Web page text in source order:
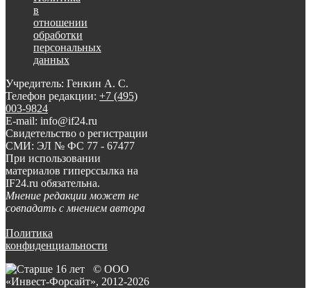
в
отношении
обработки
персональных
данных
Учредитель: Генкин А. С.
Телефон редакции: +7 (495)
003-9824
E-mail: info@if24.ru
Свидетельство о регистрации
СМИ: ЭЛ № ФС 77 - 67477
При использовании
материалов гиперссылка на
IF24.ru обязательна.
Мнение редакции может не
совпадать с мнением автора
Политика
конфиденциальности
© ООО
«Инвест-Форсайт», 2012-2026